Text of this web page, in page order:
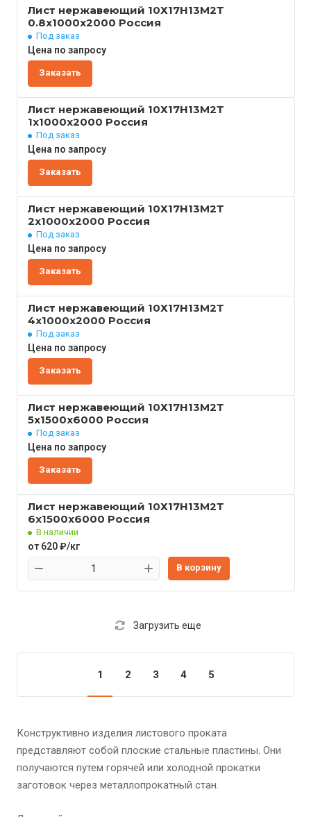
Лист нержавеющий 10Х17Н13М2Т
0.8x1000x2000 Россия
Под заказ
Цена по запросу
Заказать
Лист нержавеющий 10Х17Н13М2Т
1x1000x2000 Россия
Под заказ
Цена по запросу
Заказать
Лист нержавеющий 10Х17Н13М2Т
2x1000x2000 Россия
Под заказ
Цена по запросу
Заказать
Лист нержавеющий 10Х17Н13М2Т
4x1000x2000 Россия
Под заказ
Цена по запросу
Заказать
Лист нержавеющий 10Х17Н13М2Т
5x1500x6000 Россия
Под заказ
Цена по запросу
Заказать
Лист нержавеющий 10Х17Н13М2Т
6x1500x6000 Россия
В наличии
от 620 ₽/кг
В корзину
Загрузить еще
1 2 3 4 5
Конструктивно изделия листового проката
представляют собой плоские стальные пластины. Они
получаются путем горячей или холодной прокатки
заготовок через металлопрокатный стан.